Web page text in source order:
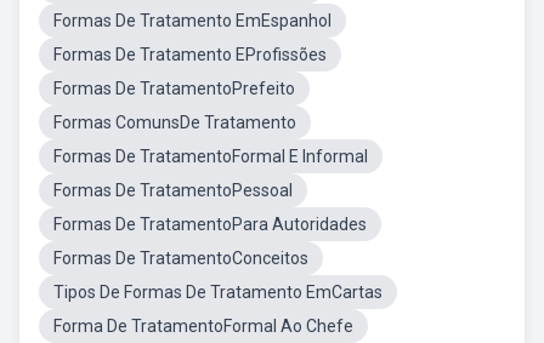
Formas De Tratamento EmEspanhol
Formas De Tratamento EProfissões
Formas De TratamentoPrefeito
Formas ComunsDe Tratamento
Formas De TratamentoFormal E Informal
Formas De TratamentoPessoal
Formas De TratamentoPara Autoridades
Formas De TratamentoConceitos
Tipos De Formas De Tratamento EmCartas
Forma De TratamentoFormal Ao Chefe